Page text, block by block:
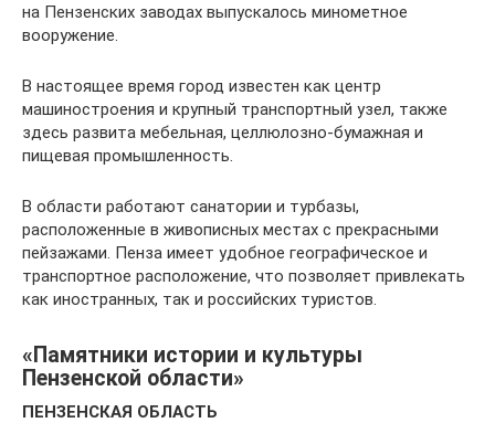
на Пензенских заводах выпускалось минометное
вооружение.
В настоящее время город известен как центр
машиностроения и крупный транспортный узел, также
здесь развита мебельная, целлюлозно-бумажная и
пищевая промышленность.
В области работают санатории и турбазы,
расположенные в живописных местах с прекрасными
пейзажами. Пенза имеет удобное географическое и
транспортное расположение, что позволяет привлекать
как иностранных, так и российских туристов.
«Памятники истории и культуры
Пензенской области»
ПЕНЗЕНСКАЯ ОБЛАСТЬ